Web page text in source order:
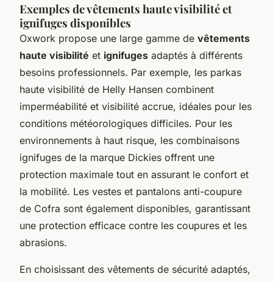
Exemples de vêtements haute visibilité et
ignifuges disponibles
Oxwork propose une large gamme de vêtements
haute visibilité et ignifuges adaptés à différents
besoins professionnels. Par exemple, les parkas
haute visibilité de Helly Hansen combinent
imperméabilité et visibilité accrue, idéales pour les
conditions météorologiques difficiles. Pour les
environnements à haut risque, les combinaisons
ignifuges de la marque Dickies offrent une
protection maximale tout en assurant le confort et
la mobilité. Les vestes et pantalons anti-coupure
de Cofra sont également disponibles, garantissant
une protection efficace contre les coupures et les
abrasions.
En choisissant des vêtements de sécurité adaptés,